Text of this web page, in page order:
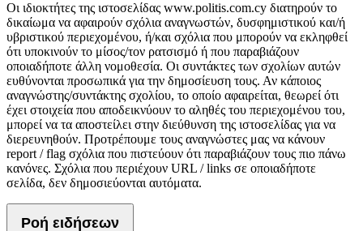
Οι ιδιοκτήτες της ιστοσελίδας www.politis.com.cy διατηρούν το
δικαίωμα να αφαιρούν σχόλια αναγνωστών, δυσφημιστικού και/ή
υβριστικού περιεχομένου, ή/και σχόλια που μπορούν να εκληφθεί
ότι υποκινούν το μίσος/τον ρατσισμό ή που παραβιάζουν
οποιαδήποτε άλλη νομοθεσία. Οι συντάκτες των σχολίων αυτών
ευθύνονται προσωπικά για την δημοσίευση τους. Αν κάποιος
αναγνώστης/συντάκτης σχολίου, το οποίο αφαιρείται, θεωρεί ότι
έχει στοιχεία που αποδεικνύουν το αληθές του περιεχομένου του,
μπορεί να τα αποστείλει στην διεύθυνση της ιστοσελίδας για να
διερευνηθούν. Προτρέπουμε τους αναγνώστες μας να κάνουν
report / flag σχόλια που πιστεύουν ότι παραβιάζουν τους πιο πάνω
κανόνες. Σχόλια που περιέχουν URL / links σε οποιαδήποτε
σελίδα, δεν δημοσιεύονται αυτόματα.
Ροή ειδήσεων